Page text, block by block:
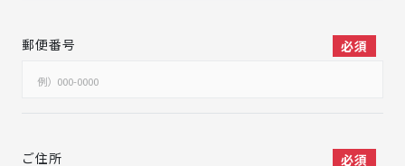
郵便番号 必須
ご住所 必須